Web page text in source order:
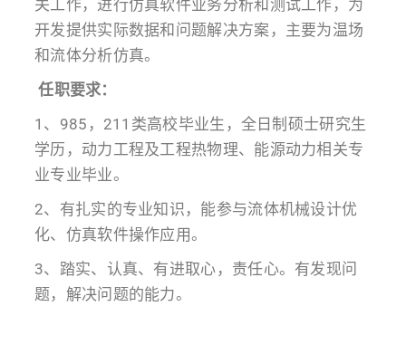
关工作，进行仿真软件业务分析和测试工作，为
开发提供实际数据和问题解决方案，主要为温场
和流体分析仿真。
任职要求：
1、985，211类高校毕业生，全日制硕士研究生
学历，动力工程及工程热物理、能源动力相关专
业专业毕业。
2、有扎实的专业知识，能参与流体机械设计优
化、仿真软件操作应用。
3、踏实、认真、有进取心，责任心。有发现问
题，解决问题的能力。